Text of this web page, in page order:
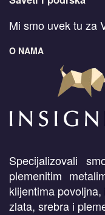
Mi smo uvek tu za
O NAMA
Specijalizovali
plemenitim
klijentima
zlata, srebra i